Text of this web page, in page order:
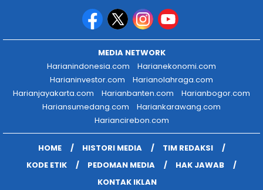
MEDIA NETWORK
Harianindonesia.com
Harianekonomi.com
Harianinvestor.com
Harianolahraga.com
Harianjayakarta.com
Harianbanten.com
Harianbogor.com
Hariansumedang.com
Hariankarawang.com
Hariancirebon.com
HOME HISTORI MEDIA
TIM REDAKSI
KODE ETIK
PEDOMAN MEDIA
HAK JAWAB
KONTAK IKLAN